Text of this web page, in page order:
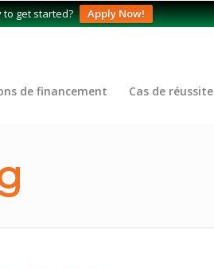
to get started? Apply Now!
de financement Cas de réussite